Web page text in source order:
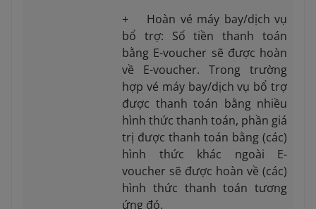
+ Hoàn vé máy bay/dịch vụ
bổ trợ: Số tiền thanh toán
bằng E-voucher sẽ được hoàn
về E-voucher. Trong trường
hợp vé máy bay/dịch vụ bổ trợ
được thanh toán bằng nhiều
hình thức thanh toán, phần giá
trị được thanh toán bằng (các)
hình thức khác ngoài E-
voucher sẽ được hoàn về (các)
hình thức thanh toán tương
ứng đó.